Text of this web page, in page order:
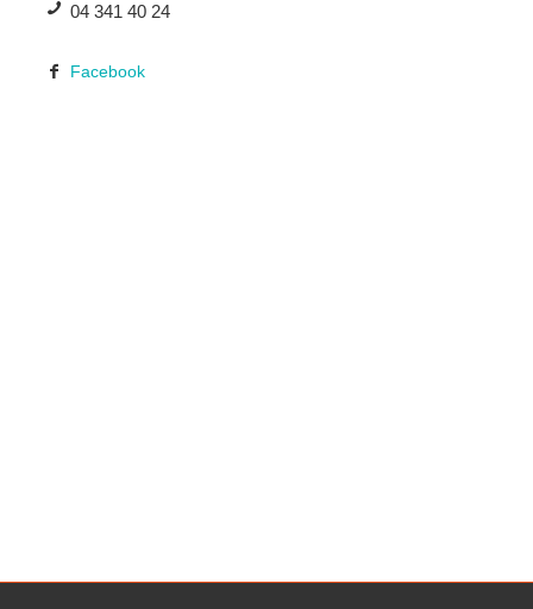
04 341 40 24
Facebook